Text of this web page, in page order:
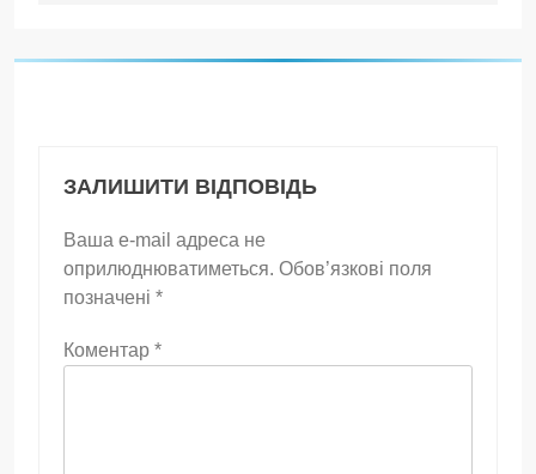
ЗАЛИШИТИ ВІДПОВІДЬ
Ваша e-mail адреса не
оприлюднюватиметься. Обов’язкові поля
позначені *
Коментар *